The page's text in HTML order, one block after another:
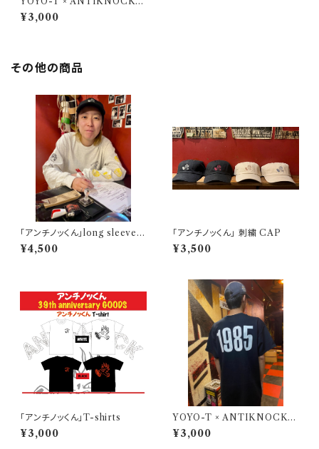
985」T-shirts
¥3,000
その他の商品
「アンチノッくん」long sleeve T
-shirt ASH
¥4,500
「アンチノッくん」 刺繍 CAP
¥3,500
「アンチノッくん」T-shirts
¥3,000
YOYO-T × ANTIKNOCK「1
985」T-shirts
¥3,000